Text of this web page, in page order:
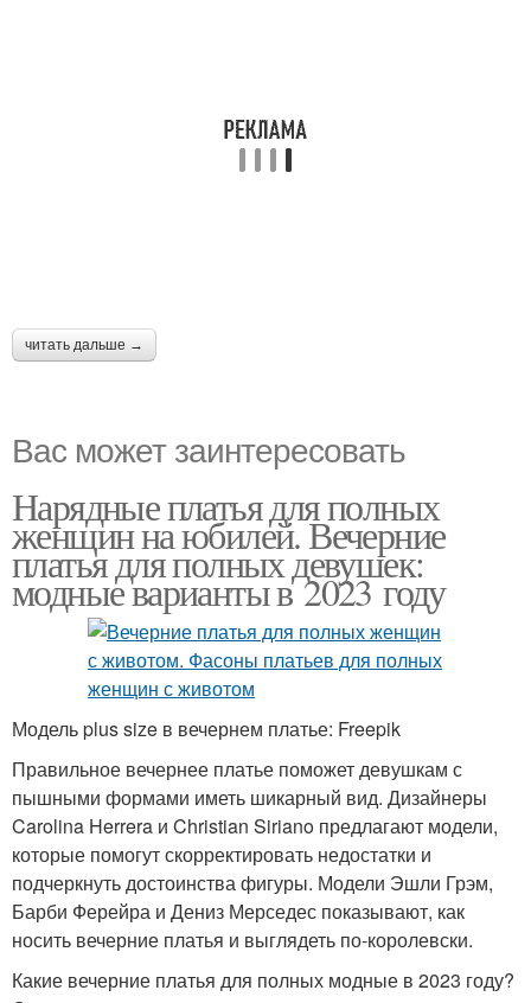
читать дальше →
Вас может заинтересовать
Нарядные платья для полных
женщин на юбилей. Вечерние
платья для полных девушек:
модные варианты в 2023 году
Модель plus size в вечернем платье: Freepik
Правильное вечернее платье поможет девушкам с
пышными формами иметь шикарный вид. Дизайнеры
Carolina Herrera и Christian Siriano предлагают модели,
которые помогут скорректировать недостатки и
подчеркнуть достоинства фигуры. Модели Эшли Грэм,
Барби Ферейра и Дениз Мерседес показывают, как
носить вечерние платья и выглядеть по-королевски.
Какие вечерние платья для полных модные в 2023 году?